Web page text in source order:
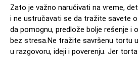
Zato je važno naručivati na vreme,
i ne ustručavati se da tražite savete
da pomognu, predlože bolje rešenje i
bez stresa.Ne tražite savršenu tortu
u razgovoru, ideji i poverenju. Jer